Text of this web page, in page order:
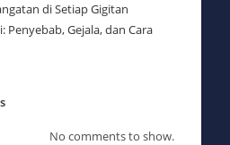
di Setiap Gigitan
Penyebab, Gejala, dan Cara
No comments to show.